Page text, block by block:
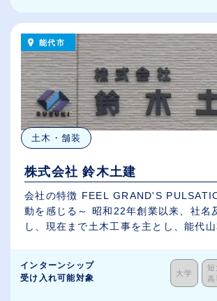
能代市
土木・舗装
株式会社 鈴木土建
会社の特徴 FEEL GRAND'S
動を感じる～ 昭和22年創業以来、社名
し、現在まで土木工事を主とし、能代山
インターンシップ
受け入れ可能対象
大学
短
高